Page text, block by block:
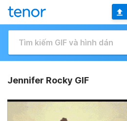
Jennifer Rocky GIF